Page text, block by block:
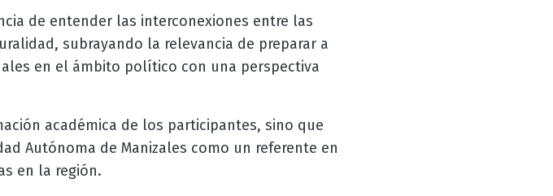
de entender las interconexiones entre las
subrayando la relevancia de preparar a
en el ámbito político con una perspectiva
académica de los participantes, sino que
Autónoma de Manizales como un referente en
en la región.